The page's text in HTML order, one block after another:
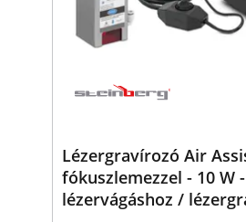
Lézergravírozó Air
fókuszlemezzel - 10 W
lézervágáshoz /